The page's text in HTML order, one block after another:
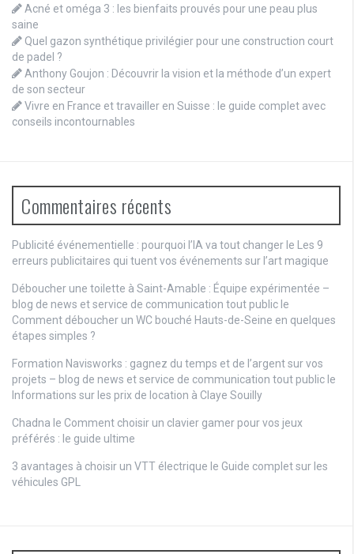
Acné et oméga 3 : les bienfaits prouvés pour une peau plus
saine
Quel gazon synthétique privilégier pour une construction court
de padel ?
Anthony Goujon : Découvrir la vision et la méthode d’un expert
de son secteur
Vivre en France et travailler en Suisse : le guide complet avec
conseils incontournables
Commentaires récents
Publicité événementielle : pourquoi l’IA va tout changer le Les 9
erreurs publicitaires qui tuent vos événements sur l’art magique
Déboucher une toilette à Saint-Amable : Équipe expérimentée –
blog de news et service de communication tout public le
Comment déboucher un WC bouché Hauts-de-Seine en quelques
étapes simples ?
Formation Navisworks : gagnez du temps et de l’argent sur vos
projets – blog de news et service de communication tout public le
Informations sur les prix de location à Claye Souilly
Chadna le Comment choisir un clavier gamer pour vos jeux
préférés : le guide ultime
3 avantages à choisir un VTT électrique le Guide complet sur les
véhicules GPL